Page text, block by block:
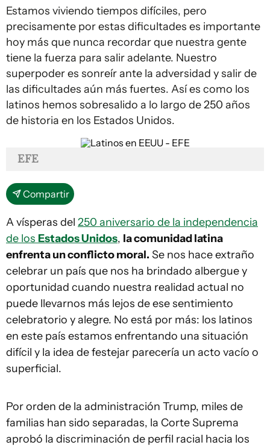
Estamos viviendo tiempos difíciles, pero
precisamente por estas dificultades es importante
hoy más que nunca recordar que nuestra gente
tiene la fuerza para salir adelante. Nuestro
superpoder es sonreír ante la adversidad y salir de
las dificultades aún más fuertes. Así es como los
latinos hemos sobresalido a lo largo de 250 años
de historia en los Estados Unidos.
EFE
Compartir
A vísperas del 250 aniversario de la independencia
de los Estados Unidos, la comunidad latina
enfrenta un conflicto moral. Se nos hace extraño
celebrar un país que nos ha brindado albergue y
oportunidad cuando nuestra realidad actual no
puede llevarnos más lejos de ese sentimiento
celebratorio y alegre. No está por más: los latinos
en este país estamos enfrentando una situación
difícil y la idea de festejar parecería un acto vacío o
superficial.
Por orden de la administración Trump, miles de
familias han sido separadas, la Corte Suprema
aprobó la discriminación de perfil racial hacia los